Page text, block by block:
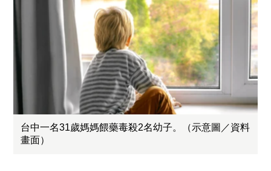
台中一名31歲媽媽餵藥毒殺2名幼子。（示意圖／資料
畫面）